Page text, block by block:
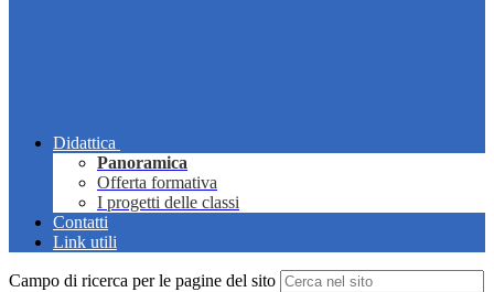
Didattica
Panoramica
Offerta formativa
I progetti delle classi
Contatti
Link utili
Campo di ricerca per le pagine del sito